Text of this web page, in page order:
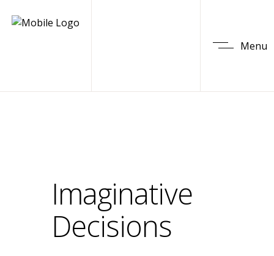
Menu
Imaginative
Decisions